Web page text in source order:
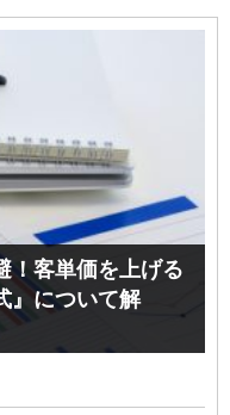
！客単価を上げる
』について解